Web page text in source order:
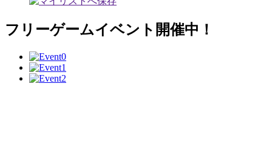
フリーゲームイベント開催中！